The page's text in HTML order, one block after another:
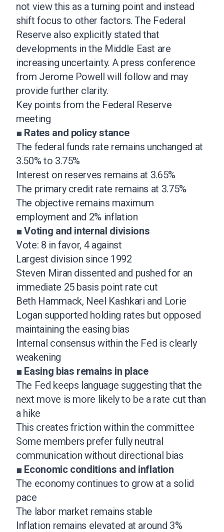
not view this as a turning point and instead
shift focus to other factors. The Federal
Reserve also explicitly stated that
developments in the Middle East are
increasing uncertainty. A press conference
from Jerome Powell will follow and may
provide further clarity.
Key points from the Federal Reserve
meeting
■ Rates and policy stance
The federal funds rate remains unchanged at
3.50% to 3.75%
Interest on reserves remains at 3.65%
The primary credit rate remains at 3.75%
The objective remains maximum
employment and 2% inflation
■Voting and internal divisions
Vote: 8 in favor, 4 against
Largest division since 1992
Steven Miran dissented and pushed for an
immediate 25 basis point rate cut
Beth Hammack, Neel Kashkari and Lorie
Logan supported holding rates but opposed
maintaining the easing bias
Internal consensus within the Fed is clearly
weakening
■ Easing bias remains in place
The Fed keeps language suggesting that the
next move is more likely to be a rate cut than
a hike
This creates friction within the committee
Some members prefer fully neutral
communication without directional bias
■ Economic conditions and inflation
The economy continues to grow at a solid
pace
The labor market remains stable
Inflation remains elevated at around 3%